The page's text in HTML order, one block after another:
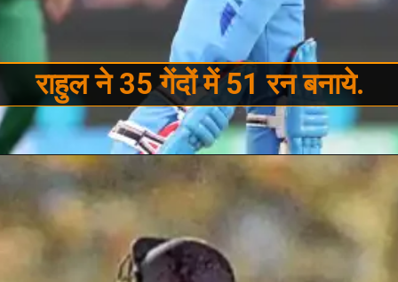
राहुल ने 35 गेंदों में 51 रन बनाये.